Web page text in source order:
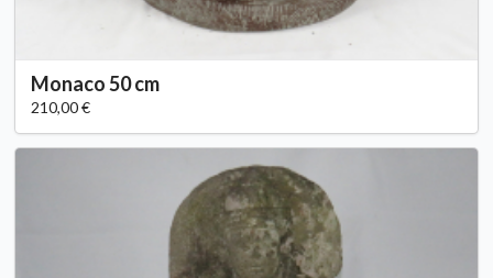
Monaco 50 cm
210,00 €